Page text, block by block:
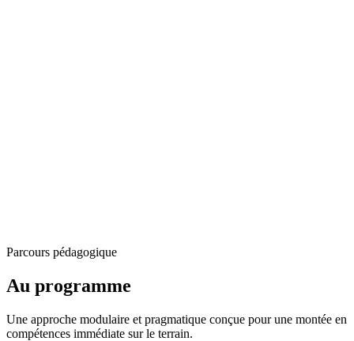
Parcours pédagogique
Au programme
Une approche modulaire et pragmatique conçue pour une montée en
compétences immédiate sur le terrain.